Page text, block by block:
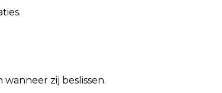
zij beslissen.